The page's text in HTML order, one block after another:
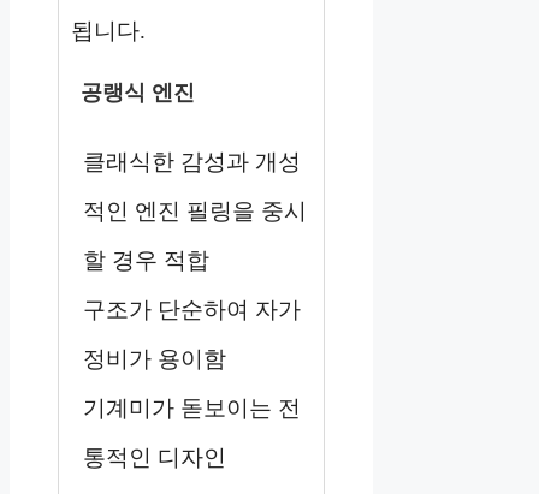
됩니다.
공랭식 엔진
클래식한 감성과 개성
적인 엔진 필링을 중시
할 경우 적합
구조가 단순하여 자가
정비가 용이함
기계미가 돋보이는 전
통적인 디자인